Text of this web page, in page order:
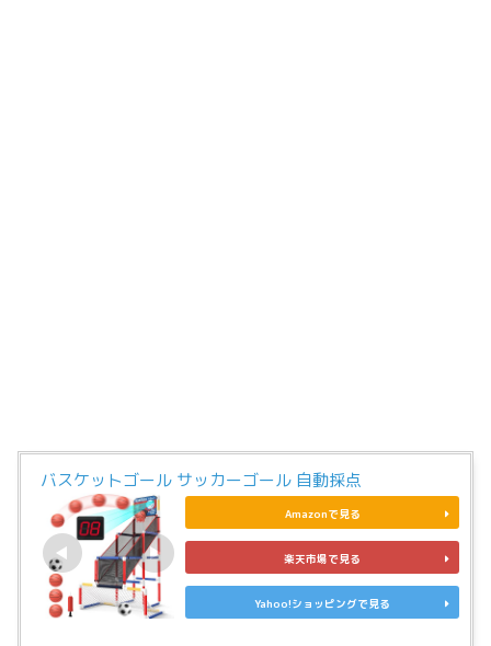
バスケットゴール サッカーゴール 自動採点
Amazonで見る
楽天市場で見る
Yahoo!ショッピングで見る